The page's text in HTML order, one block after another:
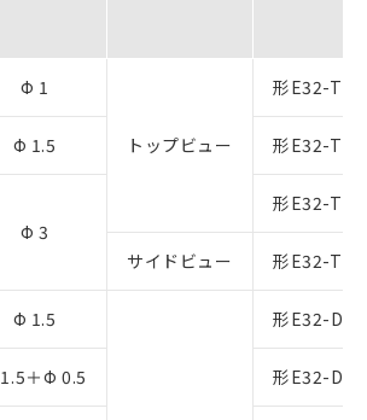
Φ 1
トップビュー
形E32-
Φ 1.5 形E32-
Φ 3
形E32-
サイドビュー 形E32-
Φ 1.5 形E32-
＋Φ 0.5 形E32-